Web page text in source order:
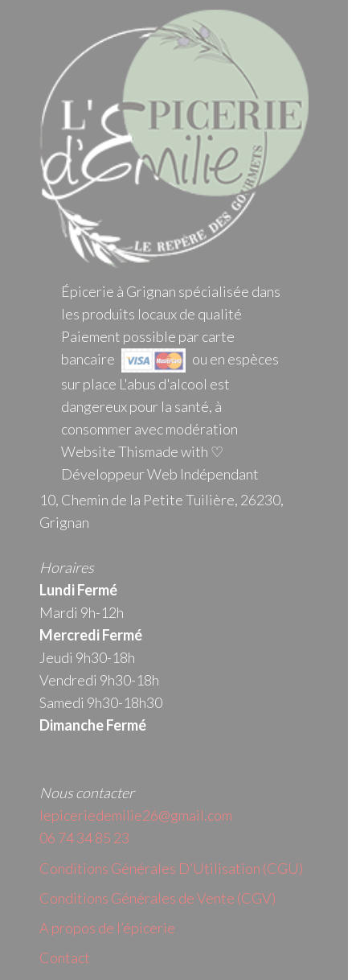
Épicerie à Grignan spécialisée dans
les produits locaux de qualité
Paiement possible par carte
bancaire
ou en espèces
sur place L'abus d'alcool est
dangereux pour la santé, à
consommer avec modération
Website Thismade with ♡
Développeur Web Indépendant
10, Chemin de la Petite Tuilière, 26230,
Grignan
Horaires
Lundi Fermé
Mardi 9h-12h
MercrediFermé
Jeudi 9h30-18h
Vendredi 9h30-18h
Samedi 9h30-18h30
Dimanche Fermé
Nous contacter
lepiceriedemilie26@gmail.com
06 74 34 85 23
Conditions Générales D’Utilisation (CGU)
Conditions Générales de Vente (CGV)
A propos de l’épicerie
Contact